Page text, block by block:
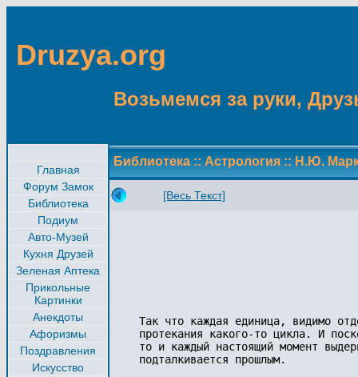
Druzya.org
Возьмемся за руки,
Главная
Форум Замок
Библиотека
Подиум
Авто-Музей
Кухня Друзей
Зеленая Аптека
Прикольные
Картинки
Анекдоты
Афоризмы
Поздравления
Искусство
Библиотека :: Астрология :: Н.Ю.
[Весь Текст]
Так что каждая единица, видимо
протекания какого-то цикла. И
то и каждый настоящий момент
подталкивается прошлым.